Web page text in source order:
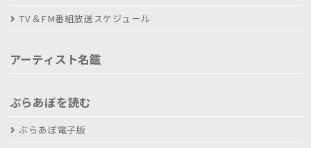
TV＆FM番組放送スケジュール
アーティスト名鑑
ぶらあぼを読む
ぶらあぼ電子版